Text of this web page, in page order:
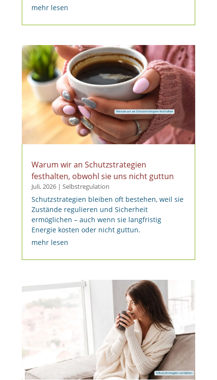
mehr lesen
Warum wir an Schutzstrategien
festhalten, obwohl sie uns nicht guttun
Juli, 2026| Selbstregulation
Schutzstrategien bleiben oft bestehen, weil sie
Zustände regulieren und Sicherheit
ermöglichen – auch wenn sie langfristig
Energie kosten oder nicht guttun.
mehr lesen